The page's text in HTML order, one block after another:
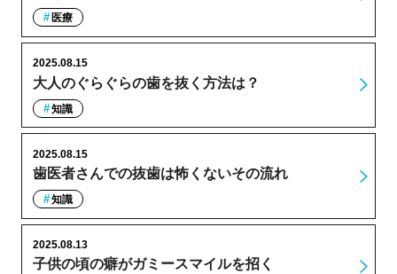
医療
大人のぐらぐらの歯を抜く方法は？
2025.08.15
知識
歯医者さんでの抜歯は怖くないその流れ
2025.08.15
知識
子供の頃の癖がガミースマイルを招く
2025.08.13